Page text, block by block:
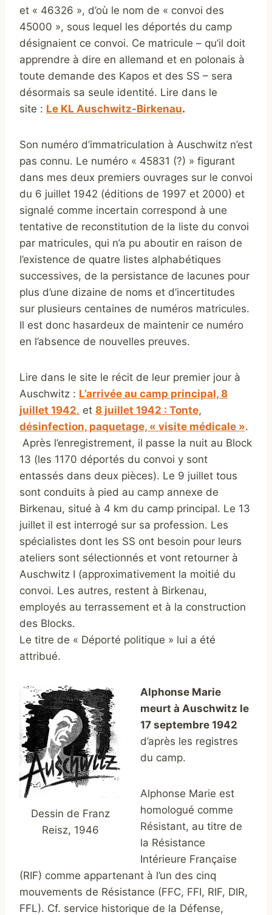
et « 46326 », d’où le nom de « convoi des
45000 », sous lequel les déportés du camp
désignaient ce convoi. Ce matricule – qu’il doit
apprendre à dire en allemand et en polonais à
toute demande des Kapos et des SS – sera
désormais sa seule identité. Lire dans le
site : Le KL Auschwitz-Birkenau.
Son numéro d’immatriculation à Auschwitz n’est
pas connu. Le numéro « 45831 (?) » figurant
dans mes deux premiers ouvrages sur le convoi
du 6 juillet 1942 (éditions de 1997 et 2000) et
signalé comme incertain correspond à une
tentative de reconstitution de la liste du convoi
par matricules, qui n’a pu aboutir en raison de
l’existence de quatre listes alphabétiques
successives, de la persistance de lacunes pour
plus d’une dizaine de noms et d’incertitudes
sur plusieurs centaines de numéros matricules.
Il est donc hasardeux de maintenir ce numéro
en l’absence de nouvelles preuves.
Lire dans le site le récit de leur premier jour à
Auschwitz : L’arrivée au camp principal, 8
juillet 1942. et 8 juillet 1942 : Tonte,
désinfection, paquetage, « visite médicale ».
Après l’enregistrement, il passe la nuit au Block
13 (les 1170 déportés du convoi y sont
entassés dans deux pièces). Le 9 juillet tous
sont conduits à pied au camp annexe de
Birkenau, situé à 4 km du camp principal. Le 13
juillet il est interrogé sur sa profession. Les
spécialistes dont les SS ont besoin pour leurs
ateliers sont sélectionnés et vont retourner à
Auschwitz I (approximativement la moitié du
convoi. Les autres, restent à Birkenau,
employés au terrassement et à la construction
des Blocks.
Le titre de « Déporté politique » lui a été
attribué.
Dessin de Franz
Reisz, 1946
Alphonse Marie
meurt à Auschwitz le
17 septembre 1942
d’après les registres
du camp.
Alphonse Marie est
homologué comme
Résistant, au titre de
la Résistance
Intérieure Française
(RIF) comme appartenant à l’un des cinq
mouvements de Résistance (FFC, FFI, RIF, DIR,
FFL). Cf. service historique de la Défense,